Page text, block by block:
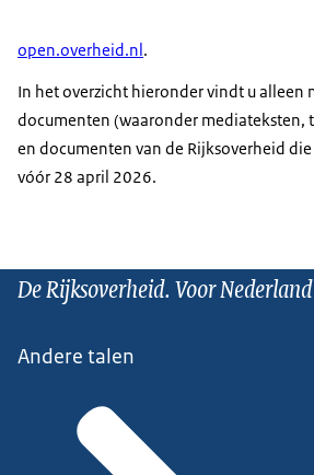
open.overheid.nl.
In het overzicht hieronder vindt u alleen
documenten (waaronder mediateksten,
en documenten van de Rijksoverheid
vóór 28 april 2026.
De Rijksoverheid. Voor Nederland
Andere talen